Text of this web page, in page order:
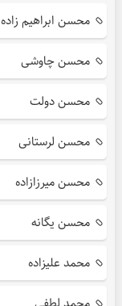
محسن ابراهیم زاده
محسن چاوشی
محسن دولت
محسن لرستانی
محسن میرزازاده
محسن یگانه
محمد علیزاده